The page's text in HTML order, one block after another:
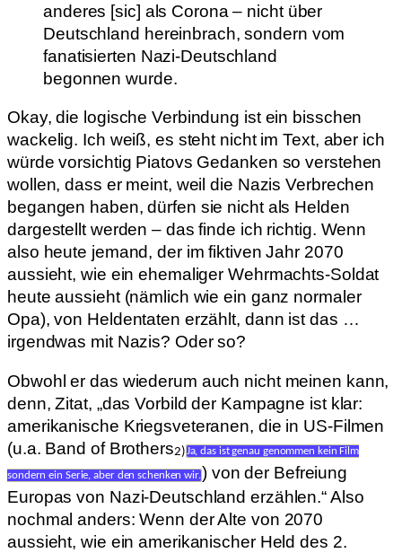
anderes [sic] als Corona – nicht über
Deutschland hereinbrach, sondern vom
fanatisierten Nazi-Deutschland
begonnen wurde.
Okay, die logische Verbindung ist ein bisschen
wackelig. Ich weiß, es steht nicht im Text, aber ich
würde vorsichtig Piatovs Gedanken so verstehen
wollen, dass er meint, weil die Nazis Verbrechen
begangen haben, dürfen sie nicht als Helden
dargestellt werden – das finde ich richtig. Wenn
also heute jemand, der im fiktiven Jahr 2070
aussieht, wie ein ehemaliger Wehrmachts-Soldat
heute aussieht (nämlich wie ein ganz normaler
Opa), von Heldentaten erzählt, dann ist das …
irgendwas mit Nazis? Oder so?
Obwohl er das wiederum auch nicht meinen kann,
denn, Zitat, „das Vorbild der Kampagne ist klar:
amerikanische Kriegsveteranen, die in US-Filmen
(u.a. Band of Brothers2)Ja, das ist genau genommen kein Film
sondern ein Serie, aber den schenken wir.) von der Befreiung
Europas von Nazi-Deutschland erzählen.“ Also
nochmal anders: Wenn der Alte von 2070
aussieht, wie ein amerikanischer Held des 2.